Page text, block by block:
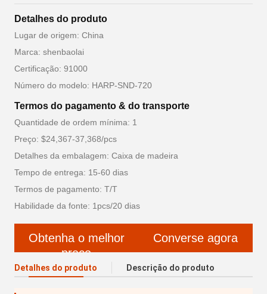
Detalhes do produto
Lugar de origem: China
Marca: shenbaolai
Certificação: 91000
Número do modelo: HARP-SND-720
Termos do pagamento & do transporte
Quantidade de ordem mínima: 1
Preço: $24,367-37,368/pcs
Detalhes da embalagem: Caixa de madeira
Tempo de entrega: 15-60 dias
Termos de pagamento: T/T
Habilidade da fonte: 1pcs/20 dias
Obtenha o melhor
preço
Converse agora
Detalhes do produto Descrição do produto